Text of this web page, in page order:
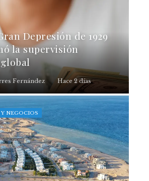
Depresión de 1929
la supervisión
Fernández Hace 2 días
NEGOCIOS